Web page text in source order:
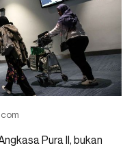
Pura II, bukan